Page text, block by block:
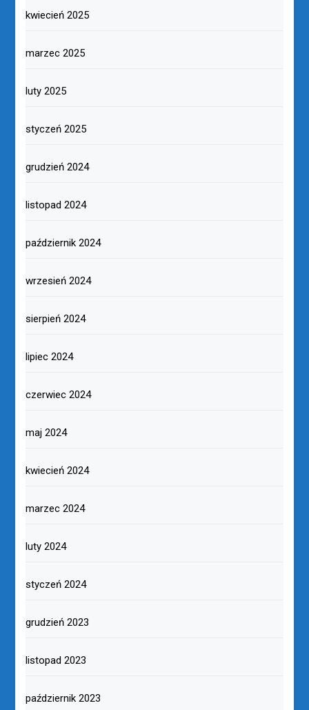
kwiecień 2025
marzec 2025
luty 2025
styczeń 2025
grudzień 2024
listopad 2024
październik 2024
wrzesień 2024
sierpień 2024
lipiec 2024
czerwiec 2024
maj 2024
kwiecień 2024
marzec 2024
luty 2024
styczeń 2024
grudzień 2023
listopad 2023
październik 2023